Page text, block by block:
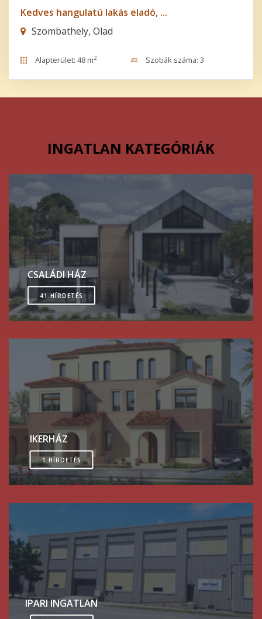
Kedves hangulatú lakás eladó, ...
Szombathely, Olad
Alapterület: 48 m2 Szobák száma: 3
INGATLAN KATEGÓRIÁK
CSALÁDI HÁZ
41 HÍRDETÉS
IKERHÁZ
1 HÍRDETÉS
IPARI INGATLAN